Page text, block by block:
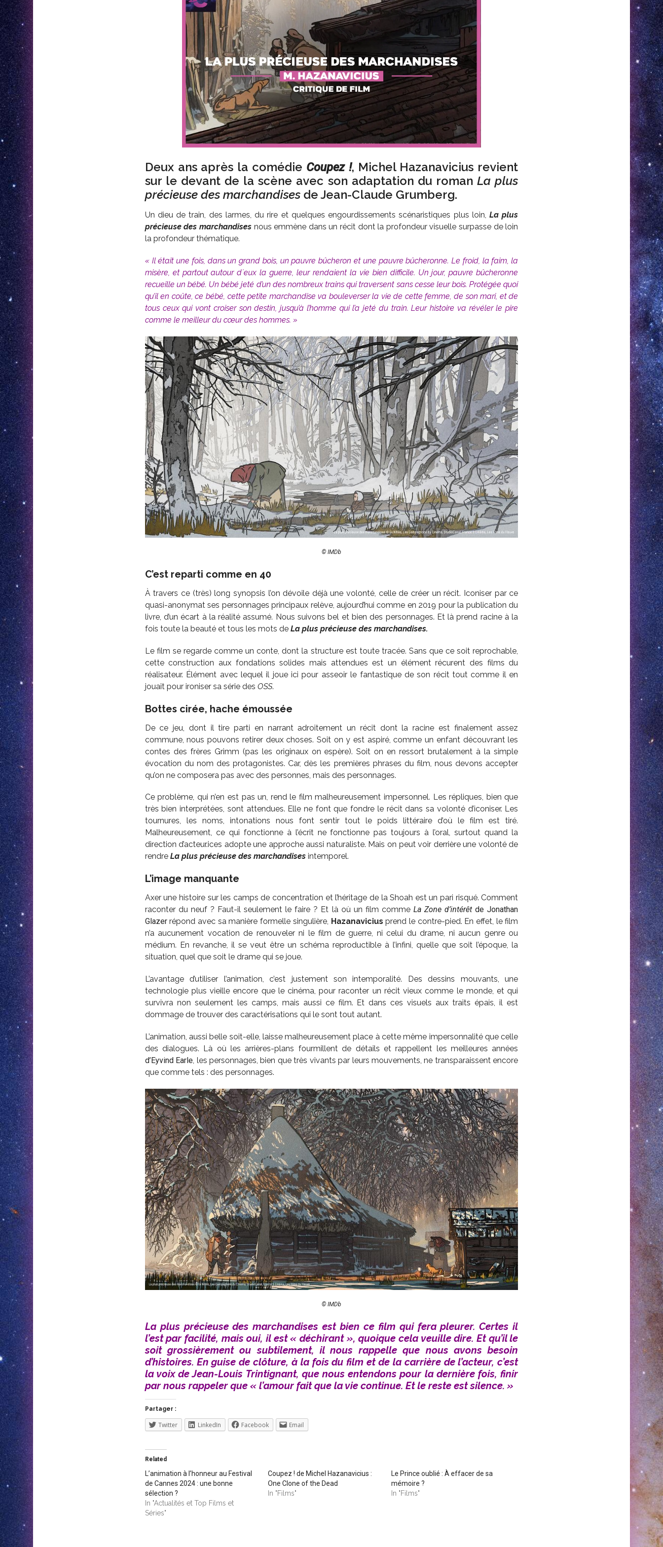
Deux ans après la comédie Coupez !, Michel Hazanavicius revient
sur le devant de la scène avec son adaptation du romanLa plus
précieuse des marchandisesde Jean-Claude Grumberg.
Un dieu de train, des larmes, du rire et quelques engourdissements scénaristiques plus loin,La plus
précieuse des marchandisesnous emmène dans un récit dont la profondeur visuelle surpasse de loin
la profondeur thématique.
« Il était une fois, dans un grand bois, un pauvre bûcheron et une pauvre bûcheronne. Le froid, la faim, la
misère, et partout autour d´eux la guerre, leur rendaient la vie bien difficile. Un jour, pauvre bûcheronne
recueille un bébé. Un bébé jeté d’un des nombreux trains qui traversent sans cesse leur bois. Protégée quoi
qu’il en coûte, ce bébé, cette petite marchandise va bouleverser la vie de cette femme, de son mari, et de
tous ceux qui vont croiser son destin, jusqu’à l’homme qui l’a jeté du train. Leur histoire va révéler le pire
comme le meilleur du cœur des hommes. »
© IMDb
C’est reparti comme en 40
À travers ce (très) long synopsis l’on dévoile déjà une volonté, celle de créer un récit. Iconiser par ce
quasi-anonymat ses personnages principaux relève, aujourd’hui comme en 2019 pour la publication du
livre, d’un écart à la réalité assumé. Nous suivons bel et bien des personnages. Et là prend racine à la
fois toute la beauté et tous les mots de La plus précieuse des marchandises.
Le film se regarde comme un conte, dont la structure est toute tracée. Sans que ce soit reprochable,
cette construction aux fondations solides mais attendues est un élément récurent des films du
réalisateur. Élément avec lequel il joue ici pour asseoir le fantastique de son récit tout comme il en
jouait pour ironiser sa série des OSS.
Bottes cirée, hache émoussée
De ce jeu, dont il tire parti en narrant adroitement un récit dont la racine est finalement assez
commune, nous pouvons retirer deux choses. Soit on y est aspiré, comme un enfant découvrant les
contes des frères Grimm (pas les originaux on espère). Soit on en ressort brutalement à la simple
évocation du nom des protagonistes. Car, dès les premières phrases du film, nous devons accepter
qu’on ne composera pas avec des personnes, mais des personnages.
Ce problème, qui n’en est pas un, rend le film malheureusement impersonnel. Les répliques, bien que
très bien interprétées, sont attendues. Elle ne font que fondre le récit dans sa volonté d’iconiser. Les
tournures, les noms, intonations nous font sentir tout le poids littéraire d’où le film est tiré.
Malheureusement, ce qui fonctionne à l’écrit ne fonctionne pas toujours à l’oral, surtout quand la
direction d’acteur.ices adopte une approche aussi naturaliste. Mais on peut voir derrière une volonté de
rendre La plus précieuse des marchandises intemporel.
L’image manquante
Axer une histoire sur les camps de concentration et l’héritage de la Shoah est un pari risqué. Comment
raconter du neuf ? Faut-il seulement le faire ? Et là où un film comme La Zone d’intérêt de Jonathan
Glazerrépond avec sa manière formelle singulière, Hazanavicius prend le contre-pied. En effet, le film
n’a aucunement vocation de renouveler ni le film de guerre, ni celui du drame, ni aucun genre ou
médium. En revanche, il se veut être un schéma reproductible à l’infini, quelle que soit l’époque, la
situation, quel que soit le drame qui se joue.
L’avantage d’utiliser l’animation, c’est justement son intemporalité. Des dessins mouvants, une
technologie plus vieille encore que le cinéma, pour raconter un récit vieux comme le monde, et qui
survivra non seulement les camps, mais aussi ce film. Et dans ces visuels aux traits épais, il est
dommage de trouver des caractérisations qui le sont tout autant.
L’animation, aussi belle soit-elle, laisse malheureusement place à cette même impersonnalité que celle
des dialogues. Là où les arrières-plans fourmillent de détails et rappellent les meilleures années
d’Eyvind Earle, les personnages, bien que très vivants par leurs mouvements, ne transparaissent encore
que comme tels : des personnages.
© IMDb
La plus précieuse des marchandises est bien ce film qui fera pleurer. Certes il
l’est par facilité, mais oui, il est « déchirant », quoique cela veuille dire. Et qu’il le
soit grossièrement ou subtilement, il nous rappelle que nous avons besoin
d’histoires. En guise de clôture, à la fois du film et de la carrière de l’acteur, c’est
la voix de Jean-Louis Trintignant, que nous entendons pour la dernière fois, finir
par nous rappeler que « l’amour fait que la vie continue. Et le reste est silence. »
Partager :
Twitter LinkedIn Facebook Email
Related
L’animation à l’honneur au Festival
de Cannes 2024 : une bonne
sélection ?
In "Actualités et Top Films et
Séries"
Coupez ! de Michel Hazanavicius :
One Clone of the Dead
In "Films"
Le Prince oublié : À effacer de sa
mémoire ?
In "Films"